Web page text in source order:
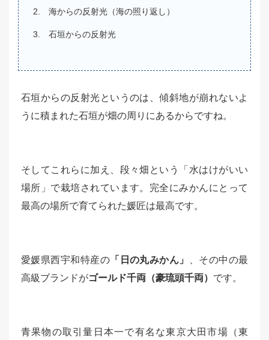
海からの反射光（海の照り返し）
石垣からの反射光
石垣からの反射光というのは、傾斜地が崩れないよ
うに積まれた石垣が畑の周りにあるからですね。
そしてこれらに加え、段々畑という「水はけがいい
場所」で栽培されています。完全にみかんにとって
最高の場所で育てられた媛匠は最高です。
愛媛県西宇和特産の 「日の丸みかん」
、その中の最
高級ブランドがゴールド千両（豪琉頭千両） です。
青果物の取引量日本一で有名な東京大田市場（東